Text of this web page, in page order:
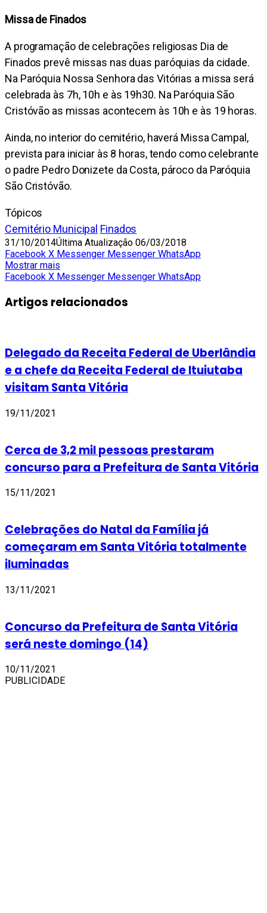
Missa de Finados
A programação de celebrações religiosas Dia de
Finados prevê missas nas duas paróquias da cidade.
Na Paróquia Nossa Senhora das Vitórias a missa será
celebrada às 7h, 10h e às 19h30. Na Paróquia São
Cristóvão as missas acontecem às 10h e às 19 horas.
Ainda, no interior do cemitério, haverá Missa Campal,
prevista para iniciar às 8 horas, tendo como celebrante
o padre Pedro Donizete da Costa, pároco da Paróquia
São Cristóvão.
Tópicos
Cemitério Municipal Finados
31/10/2014Última Atualização 06/03/2018
Facebook X Messenger Messenger WhatsApp
Mostrar mais
Facebook X Messenger Messenger WhatsApp
Artigos relacionados
Delegado da Receita Federal de Uberlândia
e a chefe da Receita Federal de Ituiutaba
visitam Santa Vitória
19/11/2021
Cerca de 3,2 mil pessoas prestaram
concurso para a Prefeitura de Santa Vitória
15/11/2021
Celebrações do Natal da Família já
começaram em Santa Vitória totalmente
iluminadas
13/11/2021
Concurso da Prefeitura de Santa Vitória
será neste domingo (14)
10/11/2021
PUBLICIDADE